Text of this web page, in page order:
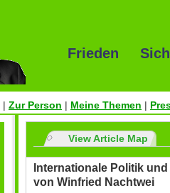
Frieden
| Zur Person | Meine Themen |
View Article Map
Internationale Politik
von Winfried Nachtwei